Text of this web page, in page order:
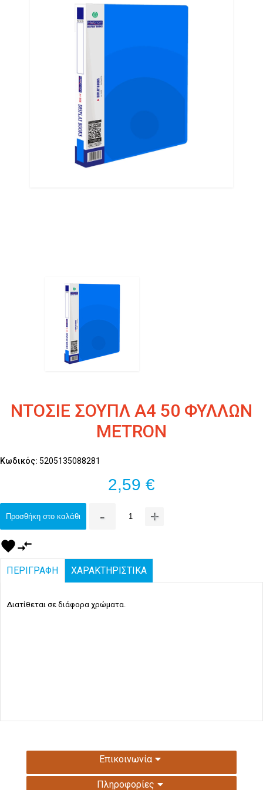
ΝΤΟΣΙΕ ΣΟΥΠΛ Α4 50 ΦΥΛΛΩΝ
METRON
Κωδικός: 5205135088281
2,59 €
Προσθήκη στο καλάθι - +
favoritecompare_arrows
ΠΕΡΙΓΡΑΦΗ ΧΑΡΑΚΤΗΡΙΣΤΙΚΑ
Διατίθεται σε διάφορα χρώματα.
Επικοινωνία
Πληροφορίες